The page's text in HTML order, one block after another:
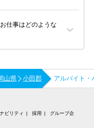
仕事はどのような
山県 小田郡 アルバイト・
ビリティ 採用
グループ企